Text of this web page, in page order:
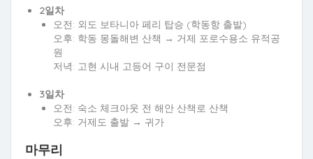
2일차
오전: 외도 보타니아 페리 탑승 (학동항 출발)
오후: 학동 몽돌해변 산책 → 거제 포로수용소 유적공
원
저녁: 고현 시내 고등어 구이 전문점
3일차
오전: 숙소 체크아웃 전 해안 산책로 산책
오후: 거제도 출발 → 귀가
마무리